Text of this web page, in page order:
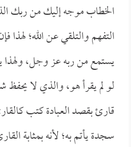
الخطاب موجه إليك من ربك
التفهم والتلقي عن الله؛ لهذا
يستمع من ربه عز وجل، ولهذا
لو لم يقرأ هو، والذي لا يحفظ
قارئ بقصد العبادة كتب
سجدة يأتم به؛ لأنه بمثابة